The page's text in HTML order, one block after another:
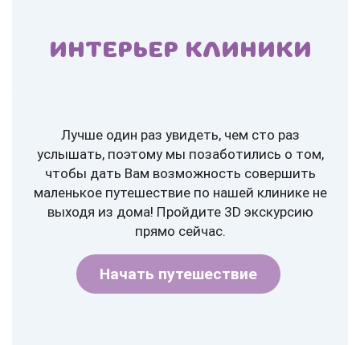
ИНТЕРЬЕР КЛИНИКИ
Лучше один раз увидеть, чем сто раз
услышать, поэтому мы позаботились о том,
чтобы дать Вам возможность совершить
маленькое путешествие по нашей клинике не
выходя из дома! Пройдите 3D экскурсию
прямо сейчас.
Начать путешествие